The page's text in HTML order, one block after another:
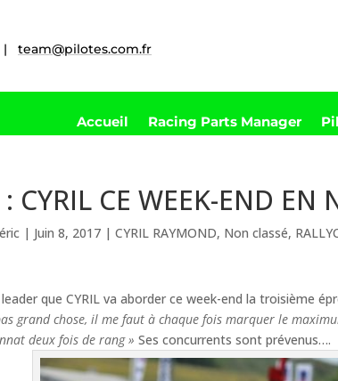
| team@pilotes.com.fr
Accueil Racing Parts Manager
: CYRIL CE WEEK-END EN
| Juin 8, 2017 |CYRIL RAYMOND, Non classé,
leader que CYRIL va aborder ce week-end la troisième
grand chose, il me faut à chaque fois marquer le
deux fois de rang » Ses concurrents sont prévenus….